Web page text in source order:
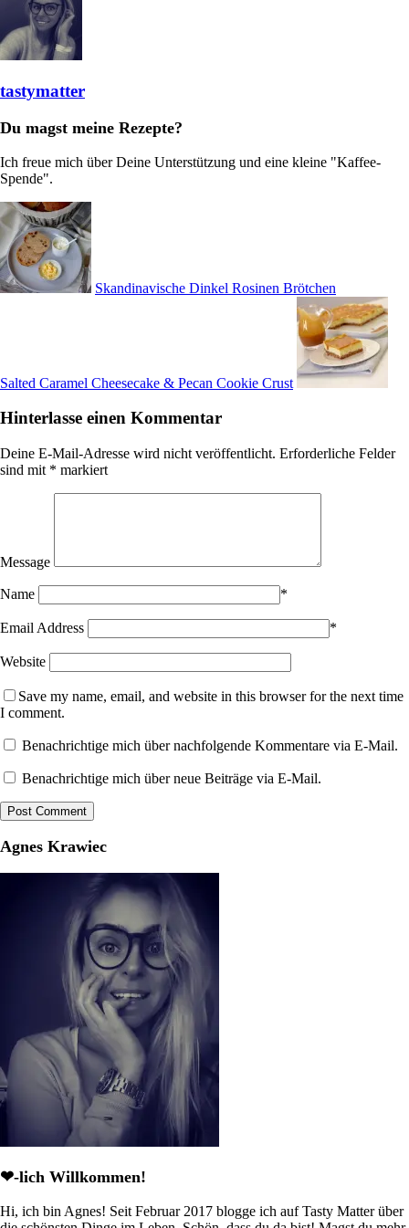
tastymatter
Du magst meine Rezepte?
Ich freue mich über Deine Unterstützung und eine kleine "Kaffee-
Spende".
Skandinavische Dinkel Rosinen Brötchen
Salted Caramel Cheesecake & Pecan Cookie Crust
Hinterlasse einen Kommentar
Deine E-Mail-Adresse wird nicht veröffentlicht. Erforderliche Felder
sind mit * markiert
Message
Name *
Email Address *
Website
Save my name, email, and website in this browser for the next time
I comment.
Benachrichtige mich über nachfolgende Kommentare via E-Mail.
Benachrichtige mich über neue Beiträge via E-Mail.
Agnes Krawiec
❤-lich Willkommen!
Hi, ich bin Agnes! Seit Februar 2017 blogge ich auf Tasty Matter über